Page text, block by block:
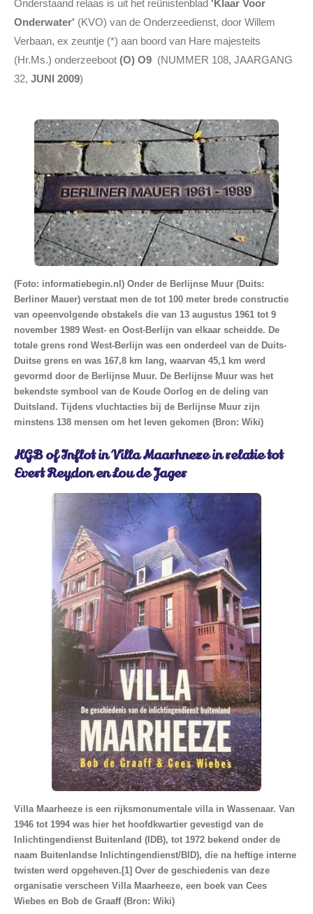
Onderstaand relaas is uit het reünistenblad 'Klaar Voor
Onderwater' (KVO) van de Onderzeedienst, door Willem
Verbaan, ex zeuntje (*) aan boord van Hare majesteits
(Hr.Ms.) onderzeeboot (O) O9 (NUMMER 108, JAARGANG
32, JUNI 2009)
(Foto: informatiebegin.nl) Onder de Berlijnse Muur (Duits:
Berliner Mauer) verstaat men de tot 100 meter brede constructie
van opeenvolgende obstakels die van 13 augustus 1961 tot 9
november 1989 West- en Oost-Berlijn van elkaar scheidde. De
totale grens rond West-Berlijn was een onderdeel van de Duits-
Duitse grens en was 167,8 km lang, waarvan 45,1 km werd
gevormd door de Berlijnse Muur. De Berlijnse Muur was het
bekendste symbool van de Koude Oorlog en de deling van
Duitsland. Tijdens vluchtacties bij de Berlijnse Muur zijn
minstens 138 mensen om het leven gekomen (Bron: Wiki)
KGB of Inflot in Villa Maarhneze in relatie tot
Evert Reydon en Lou de Jager
Villa Maarheeze is een rijksmonumentale villa in Wassenaar. Van
1946 tot 1994 was hier het hoofdkwartier gevestigd van de
Inlichtingendienst Buitenland (IDB), tot 1972 bekend onder de
naam Buitenlandse Inlichtingendienst/BID), die na heftige interne
twisten werd opgeheven.[1] Over de geschiedenis van deze
organisatie verscheen Villa Maarheeze, een boek van Cees
Wiebes en Bob de Graaff (Bron: Wiki)